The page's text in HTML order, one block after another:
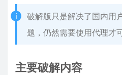
破解版只是解决了国内用
题，仍然需要使用代理才
主要破解内容